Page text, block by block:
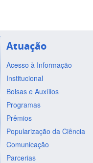
Atuação
Acesso à Informação
Institucional
Bolsas e Auxílios
Programas
Prêmios
Popularização da Ciência
Comunicação
Parcerias